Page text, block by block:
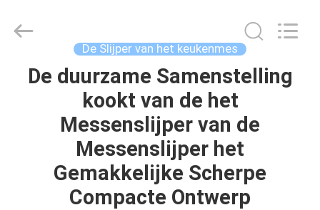
HUIS
PRODUCTEN
VIDEO'S
Electric
Appliance
De Slijper van het keukenmes
De duurzame Samenstelling
kookt van de het
Messenslijper van de
Messenslijper het
Gemakkelijke Scherpe
Compacte Ontwerp